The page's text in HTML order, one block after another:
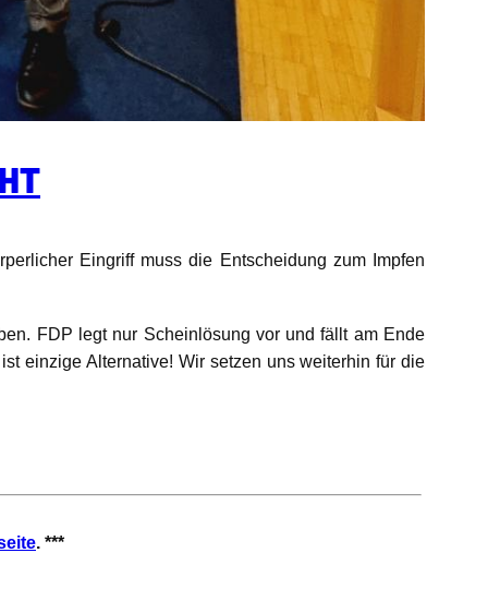
Eingriff muss die Entscheidung zum Impfen
FDP legt nur Scheinlösung vor und fällt am Ende
einzige Alternative! Wir setzen uns weiterhin für die
. ***